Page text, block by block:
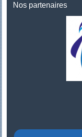
Nos partenaires